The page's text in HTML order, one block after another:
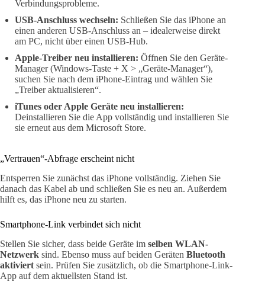
Verbindungsprobleme.
USB-Anschluss wechseln: Schließen Sie das iPhone an
einen anderen USB-Anschluss an – idealerweise direkt
am PC, nicht über einen USB-Hub.
Apple-Treiber neu installieren: Öffnen Sie den Geräte-
Manager (Windows-Taste + X > „Geräte-Manager“),
suchen Sie nach dem iPhone-Eintrag und wählen Sie
„Treiber aktualisieren“.
iTunes oder Apple Geräte neu installieren:
Deinstallieren Sie die App vollständig und installieren Sie
sie erneut aus dem Microsoft Store.
„Vertrauen“-Abfrage erscheint nicht
Entsperren Sie zunächst das iPhone vollständig. Ziehen Sie
danach das Kabel ab und schließen Sie es neu an. Außerdem
hilft es, das iPhone neu zu starten.
Smartphone-Link verbindet sich nicht
Stellen Sie sicher, dass beide Geräte im selben WLAN-
Netzwerk sind. Ebenso muss auf beiden Geräten Bluetooth
aktiviert sein. Prüfen Sie zusätzlich, ob die Smartphone-Link-
App auf dem aktuellsten Stand ist.